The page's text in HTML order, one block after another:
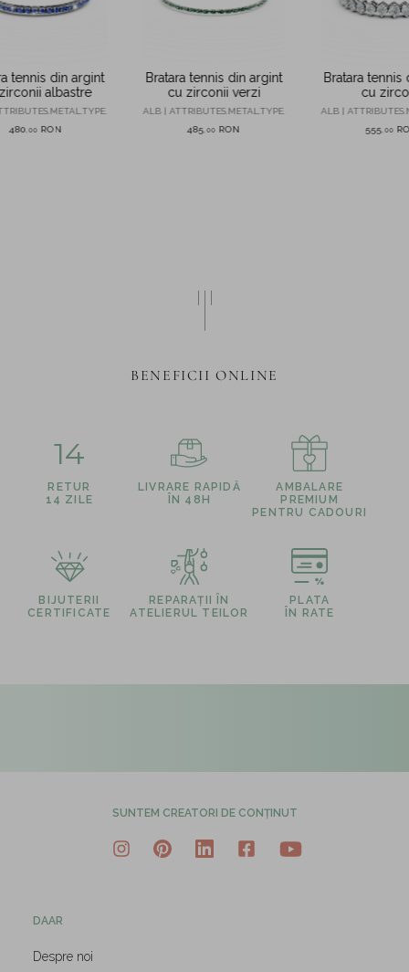
tennis din argint
albastre
480 ,00 RON
Bratara tennis din argint
cu zirconii verzi
ALB | ATTRIBUTES.METAL.TYPE.
485 ,00 RON
Bratara tennis
cu
ALB |
555 00
BENEFICII ONLINE
14
RETUR
14 ZILE
LIVRARE RAPIDĂ
ÎN 48H
AMBALARE
PREMIUM
PENTRU CADOURI
BIJUTERII
CERTIFICATE
REPARAȚII ÎN
ATELIERUL TEILOR
PLATA
ÎN RATE
SUNTEM CREATORI DE CONȚINUT
DAAR
Despre noi